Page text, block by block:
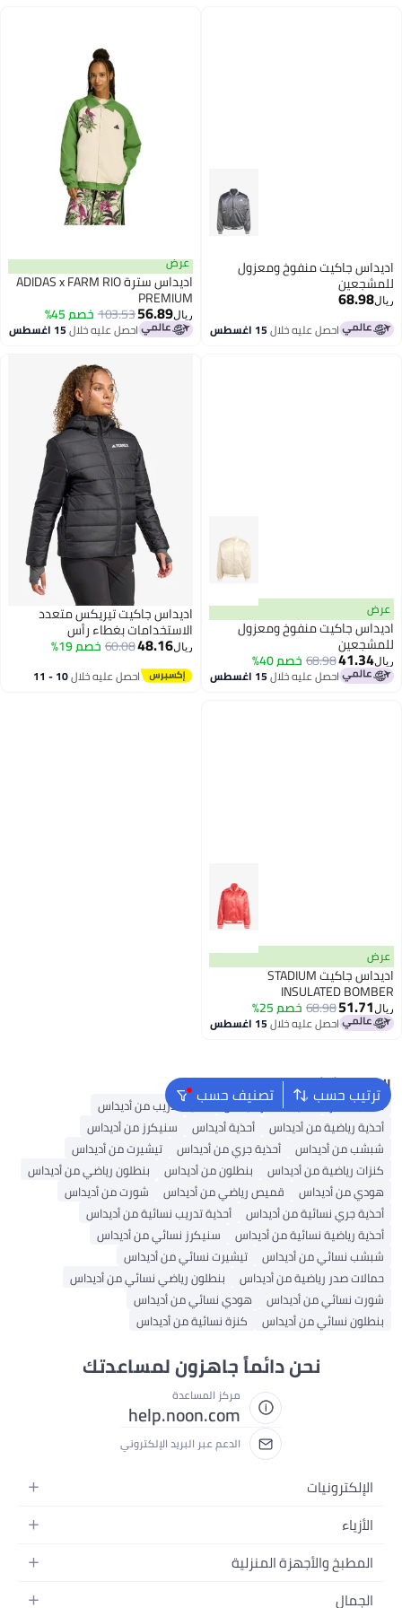
اديداس جاكيت منفوخ ومعزول
للمشجعين
ريال68.98
احصل عليه خلال15 اغسطس
عرض
اديداس سترة ADIDAS x FARM RIO
PREMIUM
ريال56.89
103.53خصم 45%
احصل عليه خلال15 اغسطس
عرض
اديداس جاكيت منفوخ ومعزول
للمشجعين
ريال41.34
68.98خصم 40%
احصل عليه خلال15 اغسطس 2
اديداس جاكيت تيريكس متعدد
الاستخدامات بغطاء رأس
ريال48.16
60.08خصم 19%
احصل عليه خلال 10 - 11
عرض
اديداس جاكيت STADIUM
INSULATED BOMBER
ريال51.71
68.98خصم 25%
احصل عليه خلال15 اغسطس
ترتيب حسب تصنيف حسب البحث الشائع
حقائب ظهر حقيبة ظهر أديداس
أحذية تدريب من أديداس
أحذية رياضية من أديداس
أحذية أديداس
سنيكرز من أديداس
شبشب من أديداس
أحذية جري من أديداس
تيشيرت من أديداس
كنزات رياضية من أديداس
بنطلون من أديداس
بنطلون رياضي من أديداس
هودي من أديداس
قميص رياضي من أديداس
شورت من أديداس
أحذية جري نسائية من أديداس
أحذية تدريب نسائية من أديداس
أحذية رياضية نسائية من أديداس
سنيكرز نسائي من أديداس
شبشب نسائي من أديداس
تيشيرت نسائي من أديداس
حمالات صدر رياضية من أديداس
بنطلون رياضي نسائي من أديداس
شورت نسائي من أديداس
هودي نسائي من أديداس
بنطلون نسائي من أديداس
كنزة نسائية من أديداس
نحن دائماً جاهزون لمساعدتك
مركز المساعدة
help.noon.com
الدعم عبر البريد الإلكتروني
الإلكترونيات
الجوالات
اللابتوبات
الأجهزة المنزلية
الأزياء
أزياء نسائية
المطبخ والأجهزة المنزلية
الحمام
الجمال